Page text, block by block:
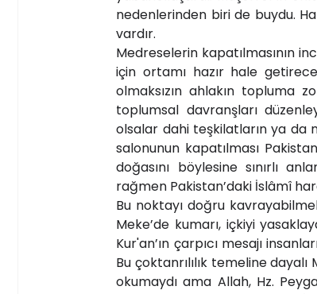
nedenlerinden biri de buydu.
vardır.
Medreselerin kapatılmasının
için ortamı hazır hale
olmaksızın ahlakın topluma
toplumsal davranşları
olsalar dahi teşkilatların ya da
salonunun kapatılması
doğasını böylesine sınırlı
rağmen Pakistan’daki İslâmî
Bu noktayı doğru
Meke’de kumarı, içkiyi
Kur'an’ın çarpıcı mesajı
Bu çoktanrılılık temeline
okumaydı ama Allah, Hz.